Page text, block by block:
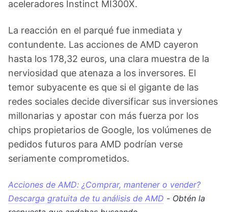
aceleradores Instinct MI300X.
La reacción en el parqué fue inmediata y
contundente. Las acciones de AMD cayeron
hasta los 178,32 euros, una clara muestra de la
nerviosidad que atenaza a los inversores. El
temor subyacente es que si el gigante de las
redes sociales decide diversificar sus inversiones
millonarias y apostar con más fuerza por los
chips propietarios de Google, los volúmenes de
pedidos futuros para AMD podrían verse
seriamente comprometidos.
Acciones de AMD: ¿Comprar, mantener o vender?
Descarga gratuita de tu análisis de AMD - Obtén la